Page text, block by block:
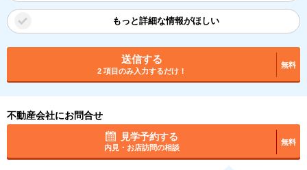
もっと詳細な情報がほしい
送信する
2 項目のみ入力するだけ！
無料
不動産会社にお問合せ
見学予約する
内見・お店訪問の相談
無料